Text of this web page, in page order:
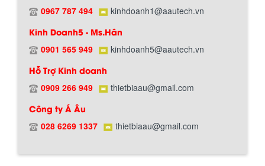
0967 787 494 kinhdoanh1@aautech.vn
Kinh Doanh5 - Ms.Hân
0901 565 949 kinhdoanh5@aautech.vn
Hỗ Trợ Kinh doanh
0909 266 949 thietbiaau@gmail.com
Công ty Á Âu
028 6269 1337 thietbiaau@gmail.com
NGHIỀN MÀU SƠN Á ÂU?
Khám phá lý do doanh nghiệp nên
chọn máy nghiền màu sơn Á Âu: hiệu
ƯU ĐÃI ĐẶC BIỆT: GIÁ MÁY KHUẤY SƠN
công nghiệp giảm sốc lên đến 20%.